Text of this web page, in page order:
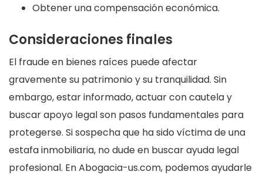
Obtener una compensación económica.
Consideraciones finales
El fraude en bienes raíces puede afectar
gravemente su patrimonio y su tranquilidad. Sin
embargo, estar informado, actuar con cautela y
buscar apoyo legal son pasos fundamentales para
protegerse. Si sospecha que ha sido víctima de una
estafa inmobiliaria, no dude en buscar ayuda legal
profesional. En Abogacia-us.com, podemos ayudarle